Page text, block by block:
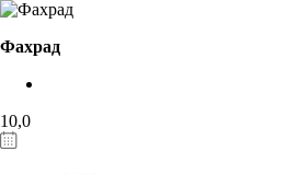
Фахрад
10,0